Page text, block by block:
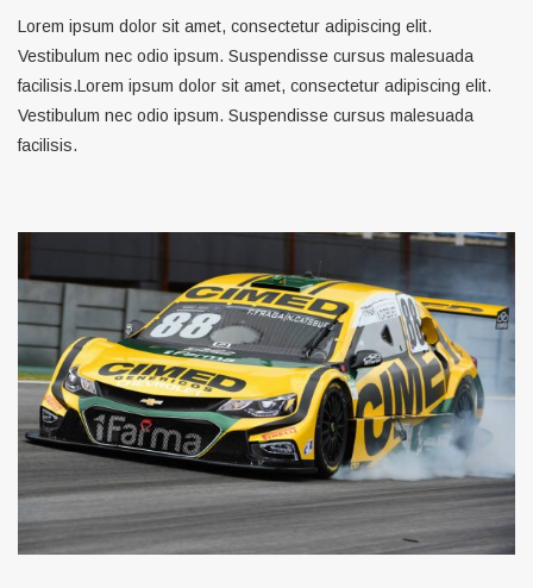
Lorem ipsum dolor sit amet, consectetur adipiscing elit.
Vestibulum nec odio ipsum. Suspendisse cursus malesuada
facilisis.Lorem ipsum dolor sit amet, consectetur adipiscing elit.
Vestibulum nec odio ipsum. Suspendisse cursus malesuada
facilisis.